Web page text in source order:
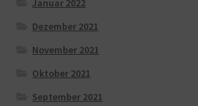
Januar 2022
Dezember 2021
November 2021
Oktober 2021
September 2021